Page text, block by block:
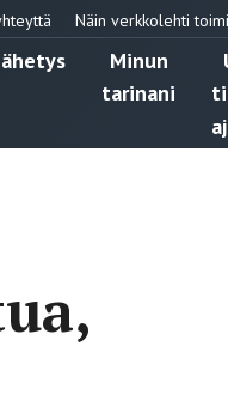
Näin verkkolehti
Minun
tarinani